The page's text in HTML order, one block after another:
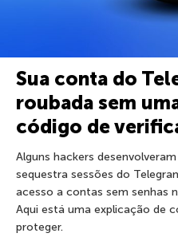
Sua conta do
roubada sem
código de
Alguns hackers
sequestra sessões do
acesso a contas sem senhas
Aqui está uma explicação de
proteger.